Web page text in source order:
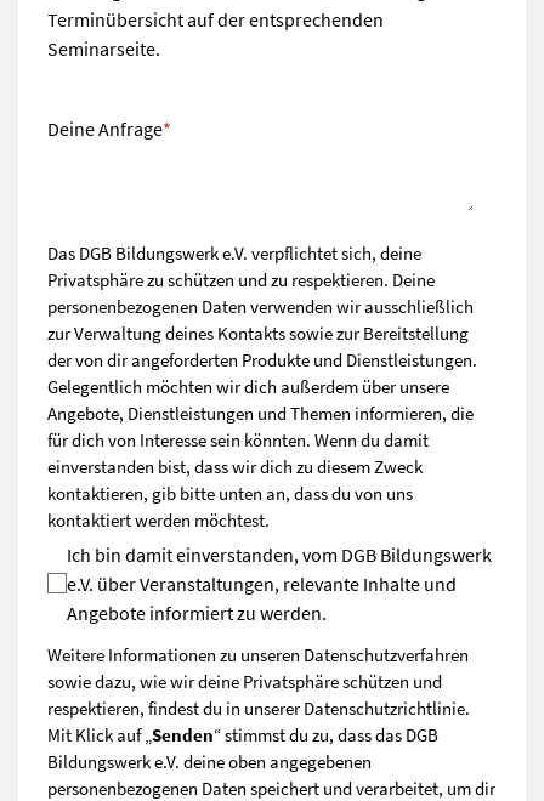
Terminübersicht auf der entsprechenden
Seminarseite.
Deine Anfrage*
Das DGB Bildungswerk e.V. verpflichtet sich, deine
Privatsphäre zu schützen und zu respektieren. Deine
personenbezogenen Daten verwenden wir ausschließlich
zur Verwaltung deines Kontakts sowie zur Bereitstellung
der von dir angeforderten Produkte und Dienstleistungen.
Gelegentlich möchten wir dich außerdem über unsere
Angebote, Dienstleistungen und Themen informieren, die
für dich von Interesse sein könnten. Wenn du damit
einverstanden bist, dass wir dich zu diesem Zweck
kontaktieren, gib bitte unten an, dass du von uns
kontaktiert werden möchtest.
Ich bin damit einverstanden, vom DGB Bildungswerk
e.V. über Veranstaltungen, relevante Inhalte und
Angebote informiert zu werden.
Weitere Informationen zu unseren Datenschutzverfahren
sowie dazu, wie wir deine Privatsphäre schützen und
respektieren, findest du in unsererDatenschutzrichtlinie.
Mit Klick auf „Senden“ stimmst du zu, dass das DGB
Bildungswerk e.V. deine oben angegebenen
personenbezogenen Daten speichert und verarbeitet, um dir